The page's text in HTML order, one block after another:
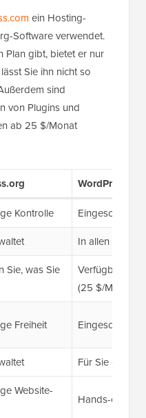
ein Hosting-
Software verwendet.
Plan gibt, bietet er nur
Sie ihn nicht so
sind
von Plugins und
ab 25 $/Monat
Kontrolle Eingeschränkt
In allen
Sie, was Sie
Verfügbar ab
(25 $/Monat)
Freiheit Eingeschränkt
Für Sie erledigt
Website-
Hands-off